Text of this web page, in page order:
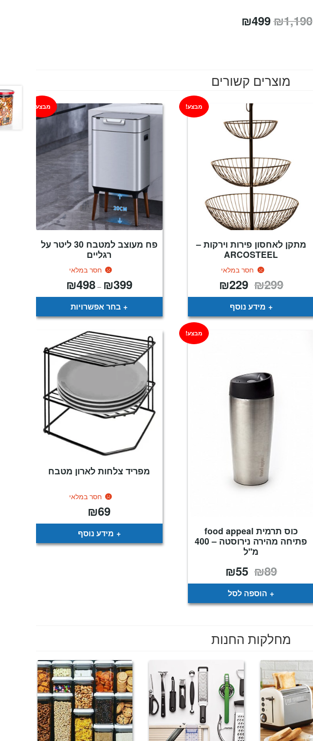
₪1,190
המחיר
₪499
מוצרים קשורים
מתקן לאחסון פירות וירקות –
ARCOSTEEL
חסר במלאי
מבצע!
₪299 המחיר
המקורי
היה:
₪229
הוא:
מידע נוסף
פח מעוצב למטבח 30 ליטר על
רגליים
חסר במלאי
מבצע!
₪399
–
₪498
⁦₪399⁩
בחר אפשרויות
כוס תרמית food appeal
פתיחה מהירה נירוסטה – 400
מ"ל
מבצע!
₪89 המחיר
המקורי
היה:
₪55
הוא:
הוספה לסל
מפריד צלחות לארון מטבח
חסר במלאי
₪69
מידע נוסף
מחלקות החנות